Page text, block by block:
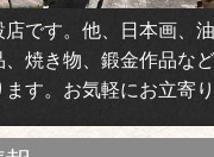
です。他、日本画、
焼き物、鍛金作品な
ます。お気軽にお立寄り